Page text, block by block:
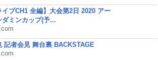
イブCH1 全編】大会第2日 2020 アー
ダミンカップ(予...
記者会見 舞台裏 BACKSTAGE